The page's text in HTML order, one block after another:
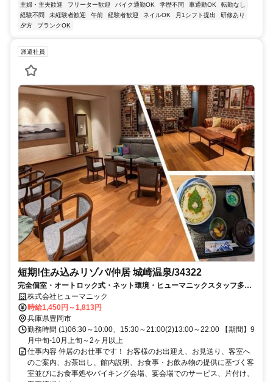
主婦・主夫歓迎
フリーター歓迎 バイク通勤OK 学歴不問 車通勤OK
転勤なし
経験不問
未経験者歓迎 午前 経験者歓迎 ネイルOK 月1シフト提出
研修あり
夕方
ブランクOK
派遣社員
短期!住み込みリゾバ/仲居 城崎温泉/34322
完全個室・オートロック式・ネット環境・ヒューマニックスタッフ多数
在籍中！！
株式会社ヒューマニック
時給1,450円～1,813円
兵庫県豊岡市
勤務時間 (1)06:30～10:00、15:30～21:00(2)13:00～22:00 【期間】9
月中旬-10月上旬～2ヶ月以上
仕事内容 仲居のお仕事です！ お客様のお出迎え、お見送り、客室へ
のご案内、お茶出し、館内説明、お食事・お飲み物の提供に基づく客
室並びにお食事処やバイキング会場、宴会場でのサービス、片付け、